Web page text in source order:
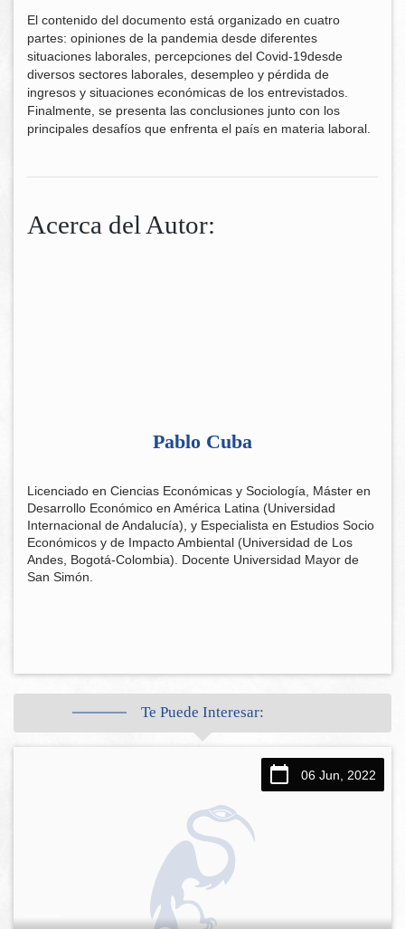
El contenido del documento está organizado en cuatro
partes: opiniones de la pandemia desde diferentes
situaciones laborales, percepciones del Covid-19desde
diversos sectores laborales, desempleo y pérdida de
ingresos y situaciones económicas de los entrevistados.
Finalmente, se presenta las conclusiones junto con los
principales desafíos que enfrenta el país en materia laboral.
Acerca del Autor:
Pablo Cuba
Licenciado en Ciencias Económicas y Sociología, Máster en
Desarrollo Económico en América Latina (Universidad
Internacional de Andalucía), y Especialista en Estudios Socio
Económicos y de Impacto Ambiental (Universidad de Los
Andes, Bogotá-Colombia). Docente Universidad Mayor de
San Simón.
Te Puede Interesar:
06 Jun, 2022